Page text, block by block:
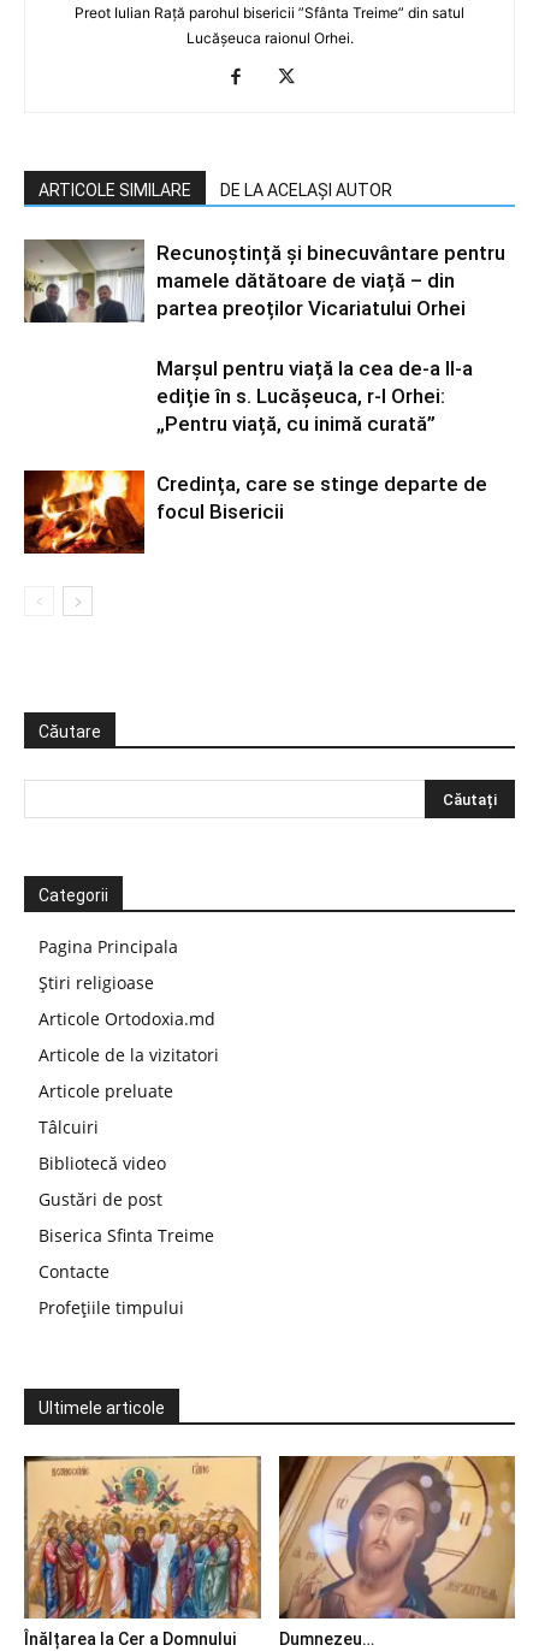
Preot Iulian Rață parohul bisericii ”Sfânta Treime” din satul
Lucășeuca raionul Orhei.
ARTICOLE SIMILARE DE LA ACELAȘI AUTOR
Recunoștință și binecuvântare pentru
mamele dătătoare de viață – din
partea preoților Vicariatului Orhei
Marșul pentru viață la cea de-a II-a
ediție în s. Lucășeuca, r-l Orhei:
„Pentru viață, cu inimă curată”
Credința, care se stinge departe de
focul Bisericii
Căutare
Categorii
Pagina Principala
Știri religioase
Articole Ortodoxia.md
Articole de la vizitatori
Articole preluate
Tâlcuiri
Bibliotecă video
Gustări de post
Biserica Sfinta Treime
Contacte
Profețiile timpului
Ultimele articole
Înălțarea la Cer a Domnului
Dumnezeu…